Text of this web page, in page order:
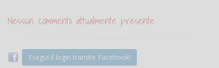
Nessun commento attualmente presente
Esegui il login tramite Facebook!